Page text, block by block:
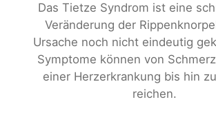
Das Tietze Syndrom ist eine
Veränderung der
Ursache noch nicht eindeutig
Symptome können von
einer Herzerkrankung bis hin
reichen.